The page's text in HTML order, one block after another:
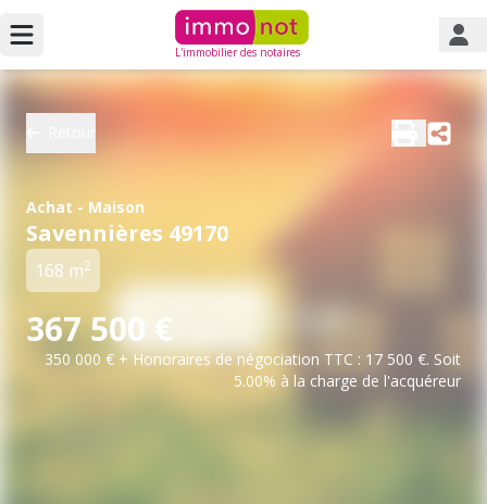
L'immobilier des notaires
Achat - Maison
Savennières 49170
168 m2
367 500 €
350 000 € + Honoraires de négociation TTC : 17 500 €. Soit
5.00% à la charge de l'acquéreur